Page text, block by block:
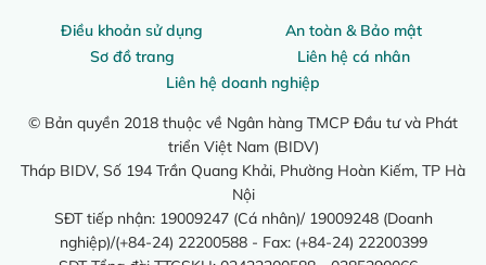
Điều khoản sử dụng
An toàn & Bảo mật
Sơ đồ trang
Liên hệ cá nhân
Liên hệ doanh nghiệp
© Bản quyền 2018 thuộc về Ngân hàng TMCP Đầu tư và Phát
triển Việt Nam (BIDV)
Tháp BIDV, Số 194 Trần Quang Khải, Phường Hoàn Kiếm, TP Hà
Nội
SĐT tiếp nhận: 19009247 (Cá nhân)/ 19009248 (Doanh
nghiệp)/(+84-24) 22200588 - Fax: (+84-24) 22200399